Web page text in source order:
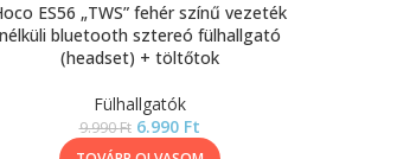
ES56 „TWS” fehér színű vezeték
nélküli bluetooth sztereó fülhallgató
(headset) + töltőtok
Fülhallgatók
9.990Ft 6.990 Ft